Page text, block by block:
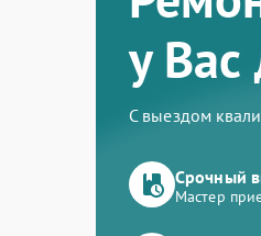
у
С выездом
Срочный
Мастер